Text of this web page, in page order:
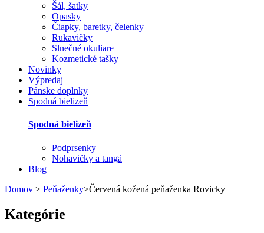
Šál, šatky
Opasky
Čiapky, baretky, čelenky
Rukavičky
Slnečné okuliare
Kozmetické tašky
Novinky
Výpredaj
Pánske doplnky
Spodná bielizeň
Spodná bielizeň
Podprsenky
Nohavičky a tangá
Blog
Domov > Peňaženky>Červená kožená peňaženka Rovicky
Kategórie